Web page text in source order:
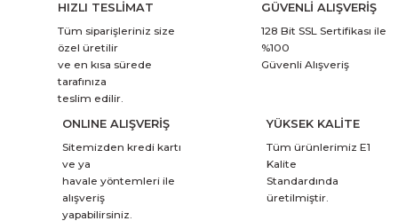
HIZLI TESLİMAT
Tüm siparişleriniz size
özel üretilir
ve en kısa sürede
tarafınıza
teslim edilir.
GÜVENLİ ALIŞVERİŞ
128 Bit SSL Sertifikası ile
%100
Güvenli Alışveriş
ONLINE ALIŞVERİŞ
Sitemizden kredi kartı
ve ya
havale yöntemleri ile
alışveriş
yapabilirsiniz.
YÜKSEK KALİTE
Tüm ürünlerimiz E1
Kalite
Standardında
üretilmiştir.